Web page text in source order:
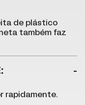
de plástico
também faz
rapidamente.